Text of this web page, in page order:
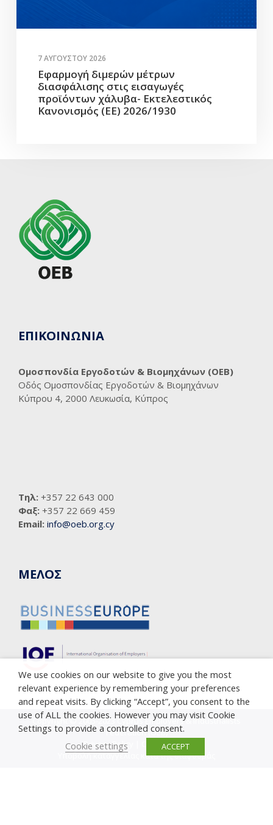
7 ΑΥΓΟΎΣΤΟΥ 2026
Εφαρμογή διμερών μέτρων
διασφάλισης στις εισαγωγές
προϊόντων χάλυβα- Εκτελεστικός
Κανονισμός (ΕΕ) 2026/1930
ΕΠΙΚΟΙΝΩΝΙΑ
Ομοσπονδία Εργοδοτών & Βιομηχάνων (ΟΕΒ)
Οδός Ομοσπονδίας Εργοδοτών & Βιομηχάνων
Κύπρου 4, 2000 Λευκωσία, Κύπρος
Τηλ: +357 22 643 000
Φαξ: +357 22 669 459
Email: info@oeb.org.cy
ΜΕΛΟΣ
Copyright © 2005-2023 Cyprus Employers & Industrialists
Federation (OEB)
Privacy Policy
Cookie Policy
Υποβολή καταγγελίας κατά της διαφθοράς
We use cookies on our website to give you the most
relevant experience by remembering your preferences
and repeat visits. By clicking “Accept”, you consent to the
use of ALL the cookies. However you may visit Cookie
Settings to provide a controlled consent.
Cookie settings
ACCEPT